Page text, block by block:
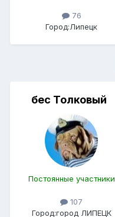
76
Город:Липецк
бес Толковый
Постоянные участники
107
Город:город ЛИПЕЦК